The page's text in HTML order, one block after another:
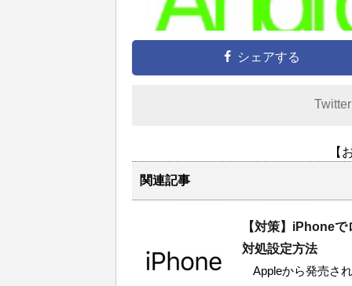
シェアする
【
関連記事
【対策】iPhone
対処設定方法
Appleから発売さ